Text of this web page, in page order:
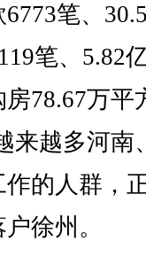
笔、
笔、5.82
78.67万平
来越多河南
的人群，
徐州。